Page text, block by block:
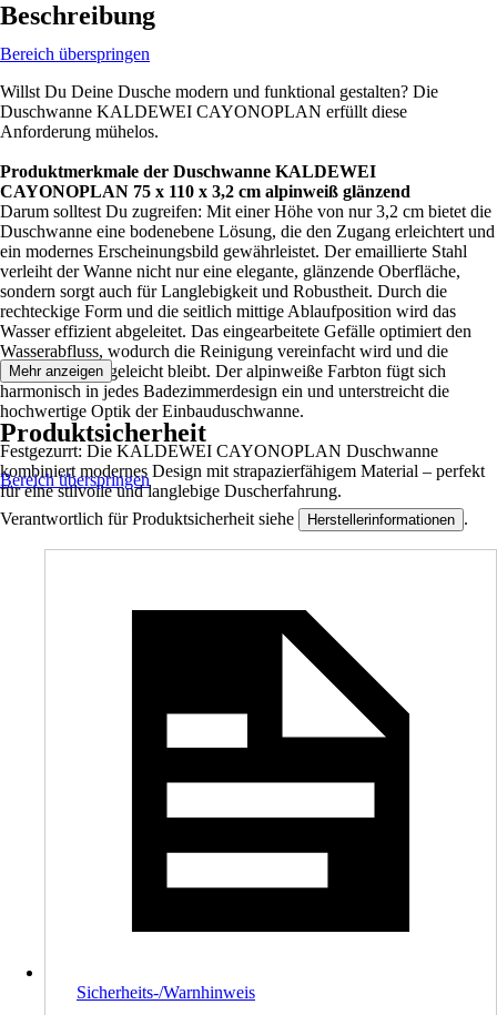
Beschreibung
Bereich überspringen
Willst Du Deine Dusche modern und funktional gestalten? Die
Duschwanne KALDEWEI CAYONOPLAN erfüllt diese
Anforderung mühelos.
Produktmerkmale der Duschwanne KALDEWEI
CAYONOPLAN 75 x 110 x 3,2 cm alpinweiß glänzend
Darum solltest Du zugreifen: Mit einer Höhe von nur 3,2 cm bietet die
Duschwanne eine bodenebene Lösung, die den Zugang erleichtert und
ein modernes Erscheinungsbild gewährleistet. Der emaillierte Stahl
verleiht der Wanne nicht nur eine elegante, glänzende Oberfläche,
sondern sorgt auch für Langlebigkeit und Robustheit. Durch die
rechteckige Form und die seitlich mittige Ablaufposition wird das
Wasser effizient abgeleitet. Das eingearbeitete Gefälle optimiert den
Wasserabfluss, wodurch die Reinigung vereinfacht wird und die
Oberfläche pflegeleicht bleibt. Der alpinweiße Farbton fügt sich
harmonisch in jedes Badezimmerdesign ein und unterstreicht die
hochwertige Optik der Einbauduschwanne.
Festgezurrt: Die KALDEWEI CAYONOPLAN Duschwanne
kombiniert modernes Design mit strapazierfähigem Material – perfekt
für eine stilvolle und langlebige Duscherfahrung.
Mehr anzeigen
Produktsicherheit
Bereich überspringen
Verantwortlich für Produktsicherheit siehe Herstellerinformationen .
Sicherheits-/Warnhinweis